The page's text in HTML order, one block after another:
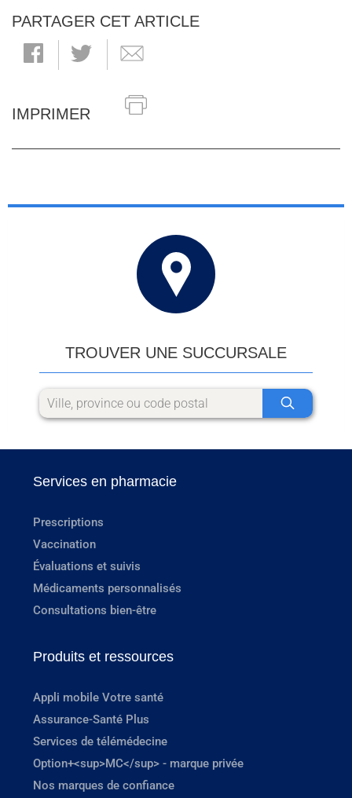
PARTAGER CET ARTICLE
IMPRIMER
TROUVER UNE SUCCURSALE
Services en pharmacie
Prescriptions
Vaccination
Évaluations et suivis
Médicaments personnalisés
Consultations bien-être
Produits et ressources
Appli mobile Votre santé
Assurance-Santé Plus
Services de télémédecine
Option+<sup>MC</sup> - marque privée
Nos marques de confiance